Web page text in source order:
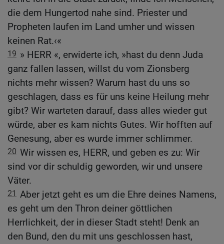
die dem Hungertod nahe sind. Priester und
Propheten laufen im Land umher und wissen
keinen Rat.‹«
19 » HERR «, erwiderte ich, »hast du denn Juda
ganz fallen lassen, willst du vom Zionsberg
nichts mehr wissen? Warum hast du uns so
geschlagen, dass es für uns keine Heilung mehr
gibt? Wir warteten darauf, dass alles wieder gut
würde, aber es kam nichts Gutes. Wir hofften auf
Genesung, aber es wurde immer schlimmer.
20 Wir wissen es, HERR, und geben es zu: Wir
sind vor dir schuldig geworden, wir und unsere
Väter.
21 Aber jetzt geht es um die Ehre deines Namens,
es geht um den Thron deiner göttlichen
Herrlichkeit, der in dieser Stadt steht! Denk an
den Bund, den du mit uns geschlossen hast,